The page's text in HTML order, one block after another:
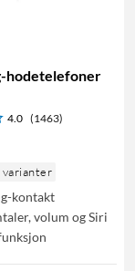
hodetelefoner
4.0 (1463)
varianter
kontakt
volum og Siri